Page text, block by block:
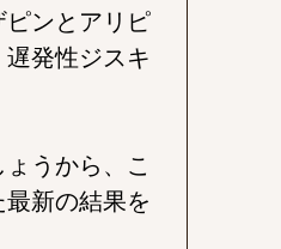
ンとアリピ
発性ジスキ
うから、こ
新の結果を